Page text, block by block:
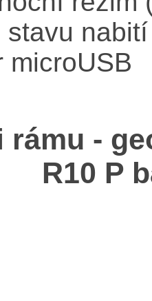
stavu
microUSB
-
R10 P